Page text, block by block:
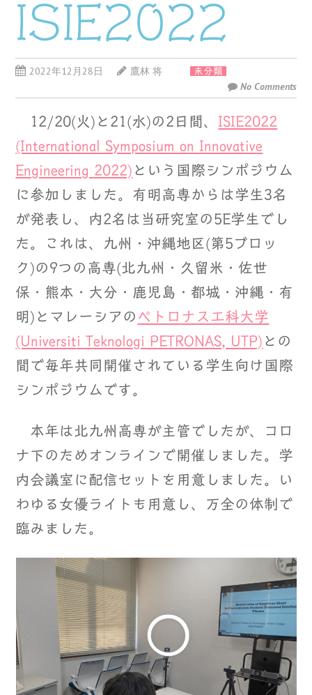
ISIE2022
2022年12月28日 鷹林 将 未分類
No Comments
12/20(火)と21(水)の2日間、 ISIE2022
(International Symposium on Innovative
Engineering 2022) という国際シンポジウム
に参加しました。有明高専からは学生3名
が発表し、内2名は当研究室の5E学生でし
た。これは、九州・沖縄地区(第5ブロッ
ク)の9つの高専(北九州・久留米・佐世
保・熊本・大分・鹿児島・都城・沖縄・有
明)とマレーシアの ペトロナス工科大学
(Universiti Teknologi PETRONAS, UTP) との
間で毎年共同開催されている学生向け国際
シンポジウムです。
本年は北九州高専が主管でしたが、コロ
ナ下のためオンラインで開催しました。学
内会議室に配信セットを用意しました。い
わゆる女優ライトも用意し、万全の体制で
臨みました。